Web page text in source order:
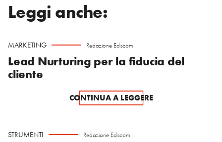
Leggi anche:
MARKETING Redazione Ediscom
Lead Nurturing per la fiducia del
cliente
CONTINUA A LEGGERE
STRUMENTI Redazione Ediscom